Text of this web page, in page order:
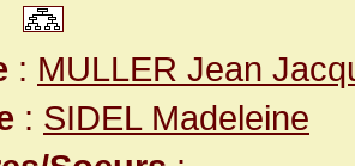
: MULLER Jean
: SIDEL Madeleine